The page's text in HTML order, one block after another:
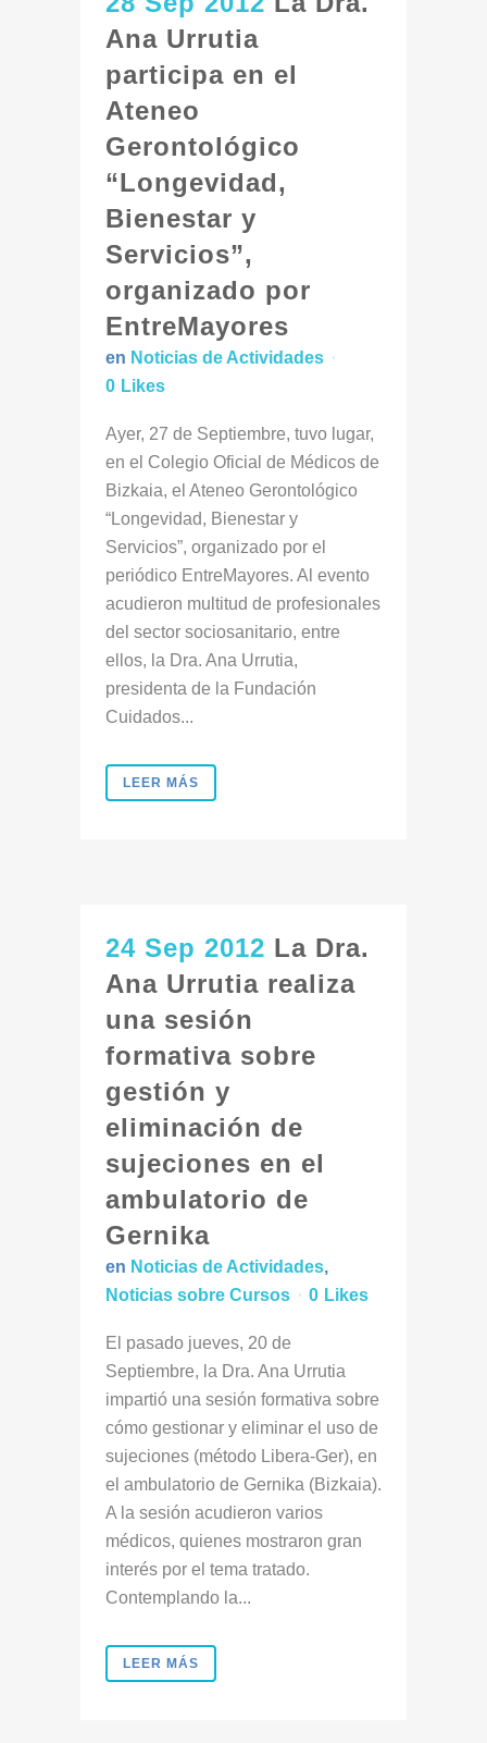
Ana Urrutia
participa en el
Ateneo
Gerontológico
“Longevidad,
Bienestar y
Servicios”,
organizado por
EntreMayores
en Noticias de Actividades
0 Likes
Ayer, 27 de Septiembre, tuvo lugar,
en el Colegio Oficial de Médicos de
Bizkaia, el Ateneo Gerontológico
“Longevidad, Bienestar y
Servicios”, organizado por el
periódico EntreMayores. Al evento
acudieron multitud de profesionales
del sector sociosanitario, entre
ellos, la Dra. Ana Urrutia,
presidenta de la Fundación
Cuidados...
LEER MÁS
24 Sep 2012 La Dra.
Ana Urrutia realiza
una sesión
formativa sobre
gestión y
eliminación de
sujeciones en el
ambulatorio de
Gernika
en Noticias de Actividades,
Noticias sobre Cursos
0 Likes
El pasado jueves, 20 de
Septiembre, la Dra. Ana Urrutia
impartió una sesión formativa sobre
cómo gestionar y eliminar el uso de
sujeciones (método Libera-Ger), en
el ambulatorio de Gernika (Bizkaia).
A la sesión acudieron varios
médicos, quienes mostraron gran
interés por el tema tratado.
Contemplando la...
LEER MÁS